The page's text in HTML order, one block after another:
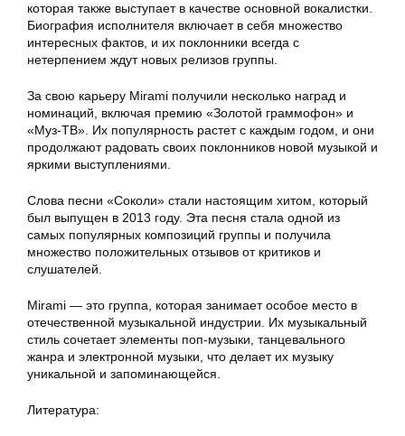
которая также выступает в качестве основной вокалистки.
Биография исполнителя включает в себя множество
интересных фактов, и их поклонники всегда с
нетерпением ждут новых релизов группы.
За свою карьеру Mirami получили несколько наград и
номинаций, включая премию «Золотой граммофон» и
«Муз-ТВ». Их популярность растет с каждым годом, и они
продолжают радовать своих поклонников новой музыкой и
яркими выступлениями.
Слова песни «Соколи» стали настоящим хитом, который
был выпущен в 2013 году. Эта песня стала одной из
самых популярных композиций группы и получила
множество положительных отзывов от критиков и
слушателей.
Mirami — это группа, которая занимает особое место в
отечественной музыкальной индустрии. Их музыкальный
стиль сочетает элементы поп-музыки, танцевального
жанра и электронной музыки, что делает их музыку
уникальной и запоминающейся.
Литература: